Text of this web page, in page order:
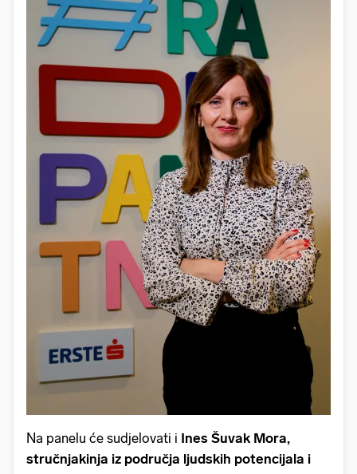
Na panelu će sudjelovati i Ines Šuvak Mora,
stručnjakinja iz područja ljudskih potencijala i